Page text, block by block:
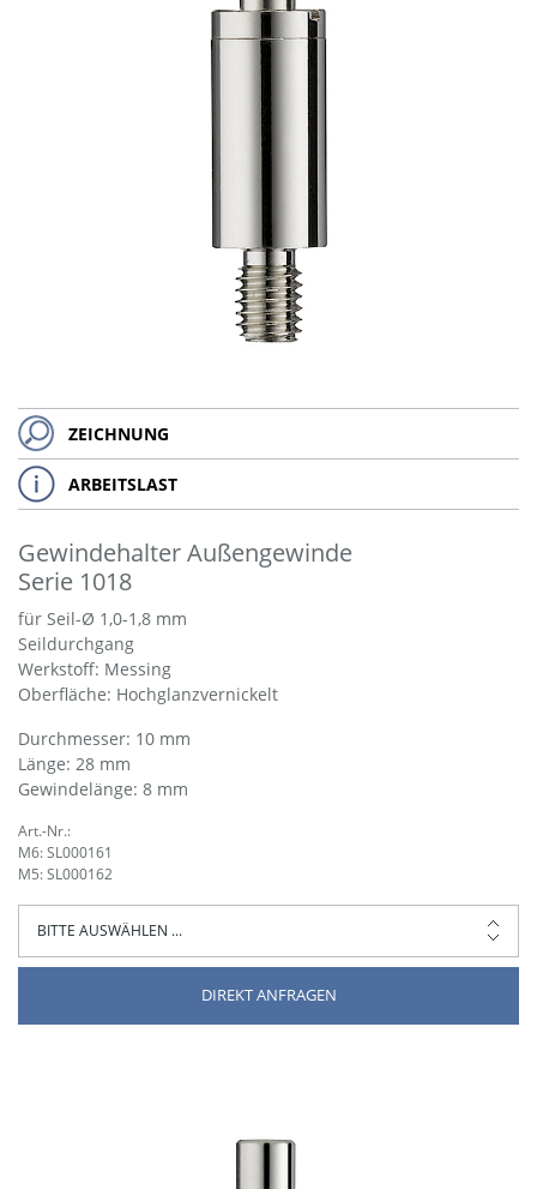
ZEICHNUNG
ARBEITSLAST
Gewindehalter Außengewinde
Serie 1018
für Seil-Ø 1,0-1,8 mm
Seildurchgang
Werkstoff: Messing
Oberfläche: Hochglanzvernickelt
Durchmesser: 10 mm
Länge: 28 mm
Gewindelänge: 8 mm
Art.-Nr.:
M6: SL000161
M5: SL000162
DIREKT ANFRAGEN